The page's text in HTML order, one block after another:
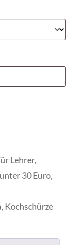
Lehrer,
unter 30 Euro,
, Kochschürze